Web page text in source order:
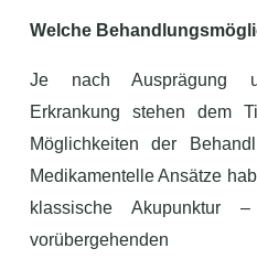
Welche
Je nach Ausprägung
Erkrankung stehen dem
Möglichkeiten der
Medikamentelle Ansätze
klassische Akupunktur